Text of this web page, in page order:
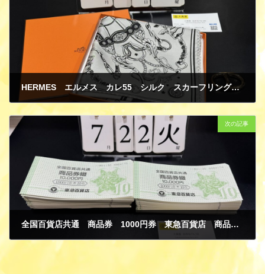
HERMES エルメス カレ55 シルク スカーフリング シェーヌダンクル GP 買取
7月 25, 2025
次の記事
全国百貨店共通 商品券 1000円券 東急百貨店 商品券綴 10000円 金券 買取
7月 25, 2025